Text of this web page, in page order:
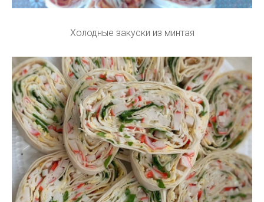
Холодные закуски из минтая